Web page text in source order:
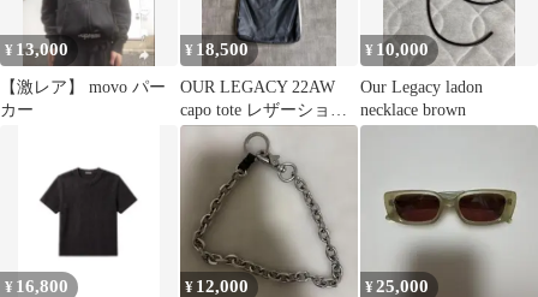
¥ 13,000
【激レア】 movo パー
カー
¥ 18,500
OUR LEGACY 22AW
capo tote レザーショル
ダーバッグ
¥ 10,000
Our Legacy ladon
necklace brown
¥ 16,800 ¥ 12,000 ¥25,000